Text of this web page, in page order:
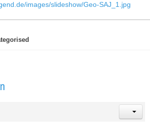
images/slideshow/Geo-SAJ_1.jpg